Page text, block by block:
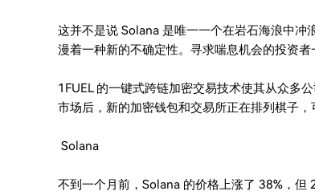
这并不是说 Solana 是唯一一个在岩石海浪中
漫着一种新的不确定性。寻求喘息机会的投资者
1FUEL 的一键式跨链加密交易技术使其从众多
市场后，新的加密钱包和交易所正在排列棋子，
Solana
不到一个月前，Solana 的价格上涨了 38%，